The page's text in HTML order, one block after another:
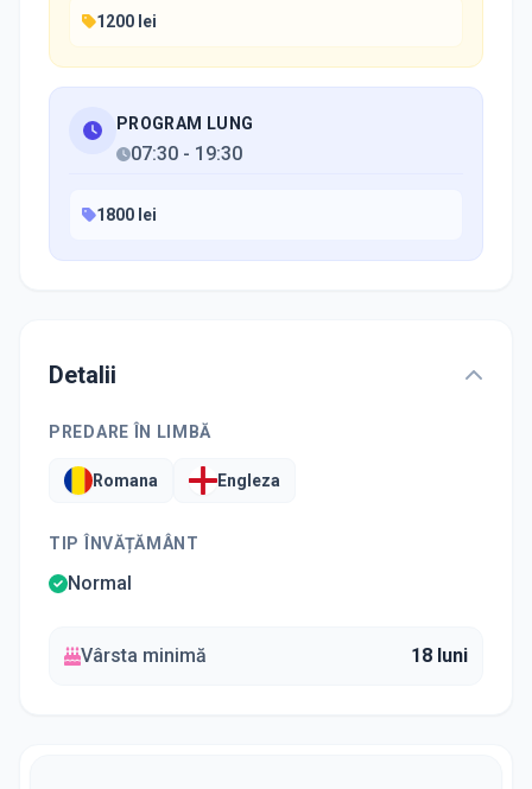
1200 lei
PROGRAM LUNG
07:30 - 19:30
1800 lei
Detalii
PREDARE ÎN LIMBĂ
Romana Engleza
TIP ÎNVĂȚĂMÂNT
Normal
Vârsta minimă 18 luni